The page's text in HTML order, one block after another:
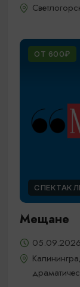
ОТ 600₽
Мещане